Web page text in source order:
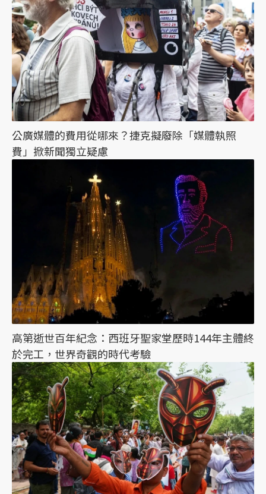
公廣媒體的費用從哪來？捷克擬廢除「媒體執照
費」掀新聞獨立疑慮
高第逝世百年紀念：西班牙聖家堂歷時144年主體終
於完工，世界奇觀的時代考驗